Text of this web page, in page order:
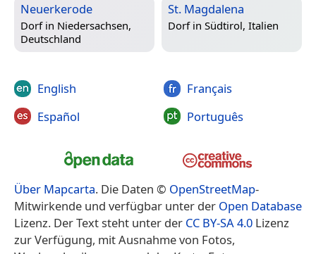
Neuerkerode
Dorf in Niedersachsen,
Deutschland
St. Magdalena
Dorf in Südtirol, Italien
English
Español
Français
Português
Über Mapcarta. Die Daten © OpenStreetMap-
Mitwirkende und verfügbar unter der Open Database
Lizenz. Der Text steht unter der CC BY-SA 4.0 Lizenz
zur Verfügung, mit Ausnahme von Fotos,